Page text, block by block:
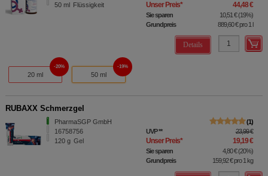
50 ml Flüssigkeit Unser Preis* 44,48 €
Sie sparen 10,51 €(19%)
Grundpreis
889,60 €pro 1 l
Details
20 ml
20%
50 ml
19%
RUBAXX Schmerzgel
PharmaSGP GmbH
16758756
120 g Gel
1
UVP** 23,99 €
Unser Preis* 19,19 €
Sie sparen 4,80 €(20%)
Grundpreis
159,92 €pro 1 kg